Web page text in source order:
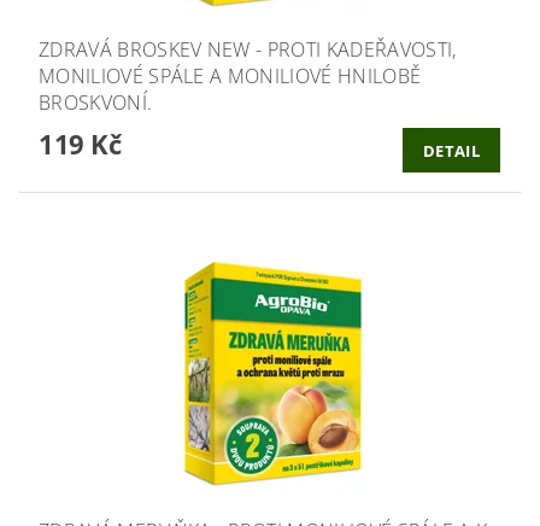
ZDRAVÁ BROSKEV NEW - PROTI KADEŘAVOSTI,
MONILIOVÉ SPÁLE A MONILIOVÉ HNILOBĚ
BROSKVONÍ.
119 Kč DETAIL